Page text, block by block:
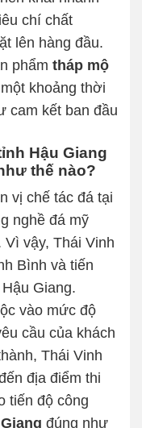
chí chất
lên hàng đầu.
phẩm tháp mộ
khoảng thời
cam kết ban đầu
Hậu Giang
thế nào?
vị chế tác đá tại
nghề đá mỹ
Vì vậy, Thái Vinh
Bình và tiến
Giang.
vào mức độ
cầu của khách
Thái Vinh
địa điểm thi
tiến độ công
đúng như